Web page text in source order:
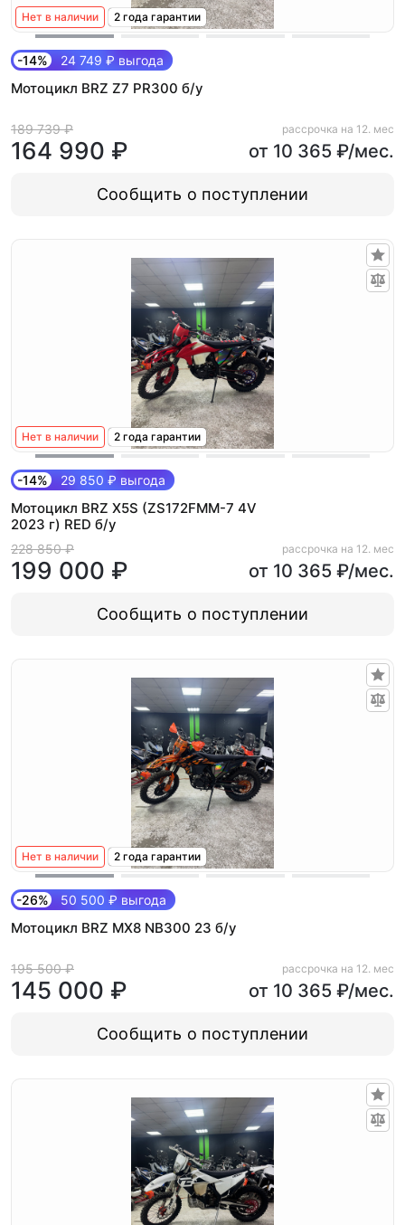
Нет в наличии 2 года гарантии
-14% 24 749 ₽ выгода
Мотоцикл BRZ Z7 PR300 б/у
189 739 ₽
164 990 ₽
рассрочка на 12. мес
от 10 365 ₽/мес.
Сообщить о поступлении
Нет в наличии 2 года гарантии
-14% 29 850 ₽ выгода
Мотоцикл BRZ X5S (ZS172FMM-7 4V
2023 г) RED б/у
228 850 ₽
199 000 ₽
рассрочка на 12. мес
от 10 365 ₽/мес.
Сообщить о поступлении
Нет в наличии 2 года гарантии
-26% 50 500 ₽ выгода
Мотоцикл BRZ MX8 NB300 23 б/у
195 500 ₽
145 000 ₽
рассрочка на 12. мес
от 10 365 ₽/мес.
Сообщить о поступлении